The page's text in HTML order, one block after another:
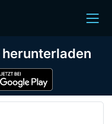
herunterladen